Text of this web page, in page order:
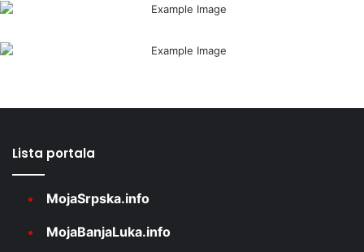
Lista portala
MojaSrpska.info
MojaBanjaLuka.info